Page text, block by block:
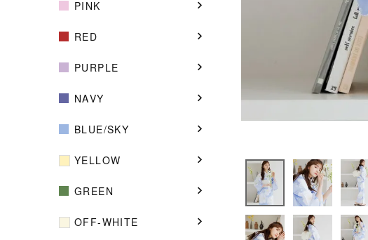
PINK
RED
PURPLE
NAVY
BLUE/SKY
YELLOW
GREEN
OFF-WHITE